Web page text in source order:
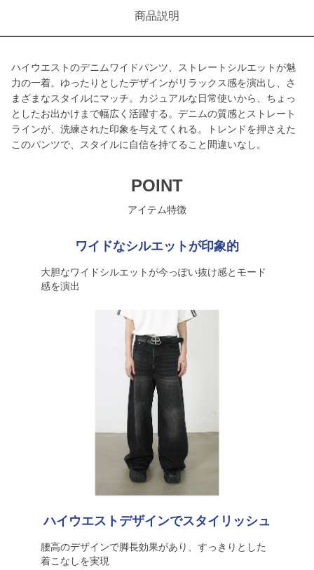
商品説明
ハイウエストのデニムワイドパンツ、ストレートシルエットが魅
力の一着。ゆったりとしたデザインがリラックス感を演出し、さ
まざまなスタイルにマッチ。カジュアルな日常使いから、ちょっ
としたお出かけまで幅広く活躍する。デニムの質感とストレート
ラインが、洗練された印象を与えてくれる。トレンドを押さえた
このパンツで、スタイルに自信を持てること間違いなし。
POINT
アイテム特徴
ワイドなシルエットが印象的
大胆なワイドシルエットが今っぽい抜け感とモード
感を演出
ハイウエストデザインでスタイリッシュ
腰高のデザインで脚長効果があり、すっきりとした
着こなしを実現